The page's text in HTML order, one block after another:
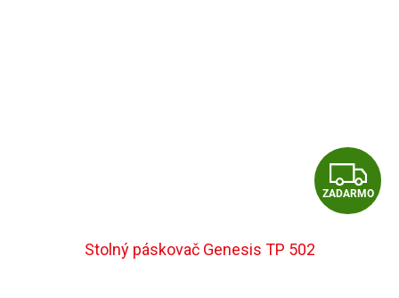
Z
A
ZADARMO
Stolný páskovač Genesis TP 502